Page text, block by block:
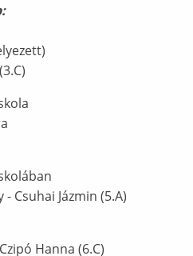
Csuhai Jázmin (5.A)
Hanna (6.C)